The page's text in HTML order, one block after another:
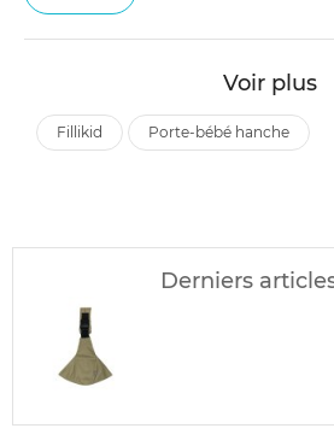
Voir plus
fillikid porte-bébé hanche
Derniers